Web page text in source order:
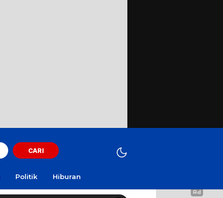
CARI
Politik Hiburan